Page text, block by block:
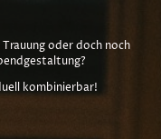
oder doch noch
kombinierbar!